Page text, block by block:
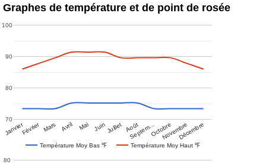
Graphes de température et de point de rosée
Température Moy Bas ℉ Température Moy Haut ℉
JanvierFévrier Mars Avril Mai Juin Juillet Août
Septem…OctobreNovembreDécembre
70
80
90
100
80